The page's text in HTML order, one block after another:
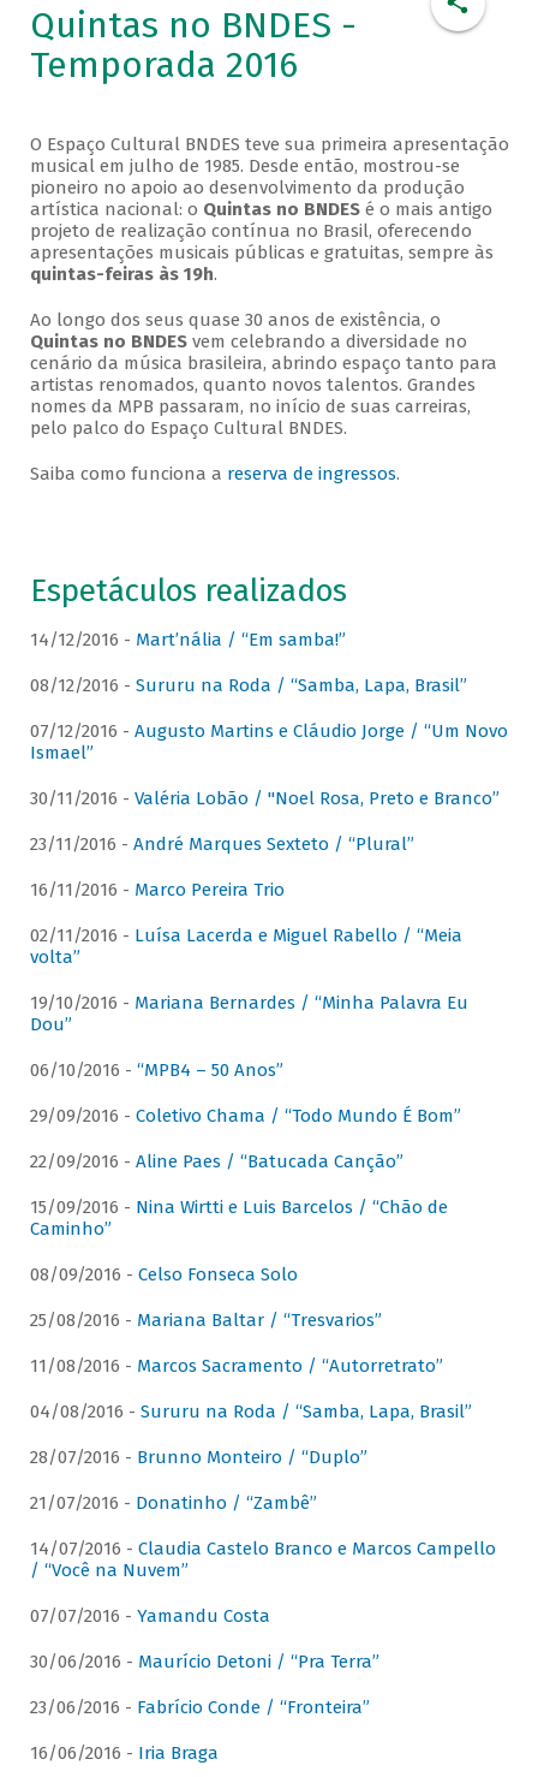
Quintas no BNDES -
Temporada 2016
O Espaço Cultural BNDES teve sua primeira apresentação
musical em julho de 1985. Desde então, mostrou-se
pioneiro no apoio ao desenvolvimento da produção
artística nacional: o Quintas no BNDESé o mais antigo
projeto de realização contínua no Brasil, oferecendo
apresentações musicais públicas e gratuitas, sempre às
quintas-feiras às 19h.
Ao longo dos seus quase 30 anos de existência, o
Quintas no BNDESvem celebrando a diversidade no
cenário da música brasileira, abrindo espaço tanto para
artistas renomados, quanto novos talentos. Grandes
nomes da MPB passaram, no início de suas carreiras,
pelo palco do Espaço Cultural BNDES.
Saiba como funciona a reserva de ingressos.
Espetáculos realizados
14/12/2016 - Mart’nália / “Em samba!”
08/12/2016 - Sururu na Roda / “Samba, Lapa, Brasil”
07/12/2016 - Augusto Martins e Cláudio Jorge / “Um Novo
Ismael”
30/11/2016 - Valéria Lobão / "Noel Rosa, Preto e Branco”
23/11/2016 - André Marques Sexteto / “Plural”
16/11/2016 - Marco Pereira Trio
02/11/2016 - Luísa Lacerda e Miguel Rabello / “Meia
volta”
19/10/2016 - Mariana Bernardes / “Minha Palavra Eu
Dou”
06/10/2016 - “MPB4 – 50 Anos”
29/09/2016 - Coletivo Chama / “Todo Mundo É Bom”
22/09/2016 - Aline Paes / “Batucada Canção”
15/09/2016 - Nina Wirtti e Luis Barcelos / “Chão de
Caminho”
08/09/2016 - Celso Fonseca Solo
25/08/2016 - Mariana Baltar / “Tresvarios”
11/08/2016 - Marcos Sacramento / “Autorretrato”
04/08/2016 - Sururu na Roda / “Samba, Lapa, Brasil”
28/07/2016 - Brunno Monteiro / “Duplo”
21/07/2016 - Donatinho / “Zambê”
14/07/2016 - Claudia Castelo Branco e Marcos Campello
/ “Você na Nuvem”
07/07/2016 - Yamandu Costa
30/06/2016 - Maurício Detoni / “Pra Terra”
23/06/2016 - Fabrício Conde / “Fronteira”
16/06/2016 - Iria Braga